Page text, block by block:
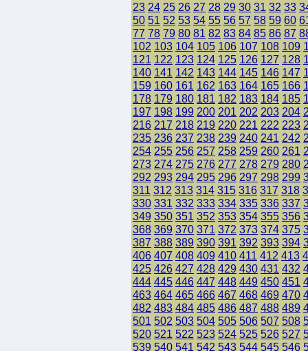
23 24 25 26 27 28 29 30 31 32 33
50 51 52 53 54 55 56 57 58 59 60
77 78 79 80 81 82 83 84 85 86 87
102 103 104 105 106 107 108 109
121 122 123 124 125 126 127 128
140 141 142 143 144 145 146 147
159 160 161 162 163 164 165 166
178 179 180 181 182 183 184 185
197 198 199 200 201 202 203 204
216 217 218 219 220 221 222 223
235 236 237 238 239 240 241 242
254 255 256 257 258 259 260 261
273 274 275 276 277 278 279 280
292 293 294 295 296 297 298 299
311 312 313 314 315 316 317 318
330 331 332 333 334 335 336 337
349 350 351 352 353 354 355 356
368 369 370 371 372 373 374 375
387 388 389 390 391 392 393 394
406 407 408 409 410 411 412 413
425 426 427 428 429 430 431 432
444 445 446 447 448 449 450 451
463 464 465 466 467 468 469 470
482 483 484 485 486 487 488 489
501 502 503 504 505 506 507 508
520 521 522 523 524 525 526 527
539 540 541 542 543 544 545 546